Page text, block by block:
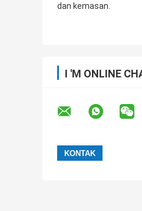
dan kemasan.
I 'M ONLINE